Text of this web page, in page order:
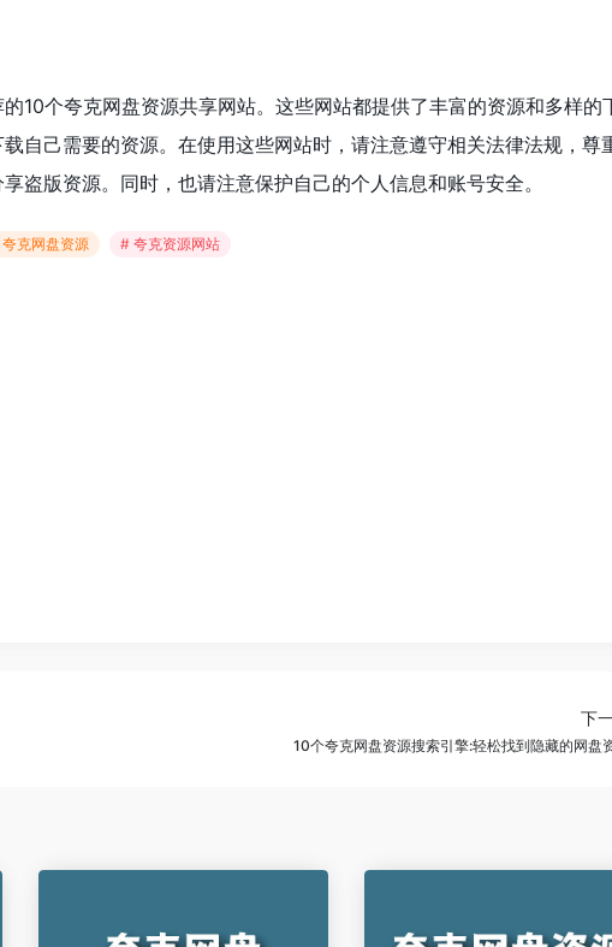
10个夸克网盘资源共享网站。这些网站都提供了丰富的资源和多样的
自己需要的资源。在使用这些网站时，请注意遵守相关法律法规，尊
盗版资源。同时，也请注意保护自己的个人信息和账号安全。
克网盘资源 # 夸克资源网站
下
10个夸克网盘资源搜索引擎:轻松找到隐藏的网盘